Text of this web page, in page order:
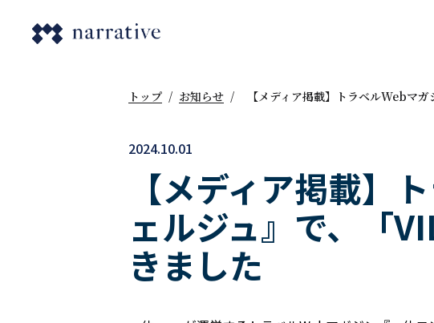
トップ / お知らせ / 【メディア掲載】トラベルWebマ
2024.10.01
【メディア掲載】
ェルジュ』で、「
きました